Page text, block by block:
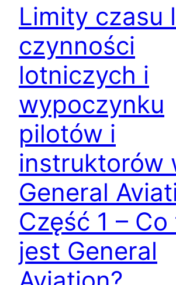
Limity czasu
czynności
lotniczych i
wypoczynku
pilotów i
instruktorów
General
Część 1 – Co
jest General